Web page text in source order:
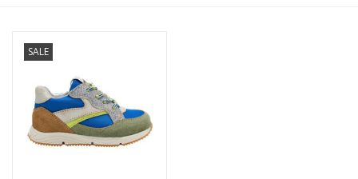
Cadeaubonnen
METEN IS WETEN!
#MYCLIENTSARETHECUTEST
SALE